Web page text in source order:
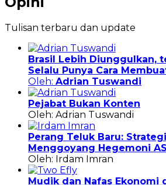
Tulisan terbaru dan update
Brasil Lebih Diunggulkan,
Selalu Punya Cara
Oleh: Adrian Tuswandi
Pejabat Bukan Konten
Oleh: Adrian Tuswandi
Perang Teluk Baru:
Menggoyang Hegemoni
Oleh: Irdam Imran
Mudik dan Nafas Ekonomi